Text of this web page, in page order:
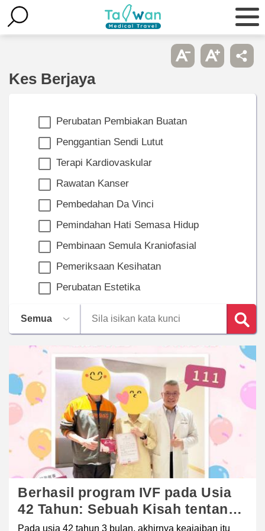
Kes Berjaya
Perubatan Pembiakan Buatan
Penggantian Sendi Lutut
Terapi Kardiovaskular
Rawatan Kanser
Pembedahan Da Vinci
Pemindahan Hati Semasa Hidup
Pembinaan Semula Kraniofasial
Pemeriksaan Kesihatan
Perubatan Estetika
Berhasil program IVF pada Usia
42 Tahun: Sebuah Kisah tentang
Kegigihan dan Kebahagiaan.
Pada usia 42 tahun 3 bulan, akhirnya keajaiban itu